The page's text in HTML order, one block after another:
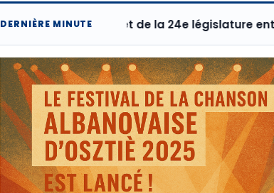
DERNIÈRE MINUTE
Le budget de la 24e législature entre